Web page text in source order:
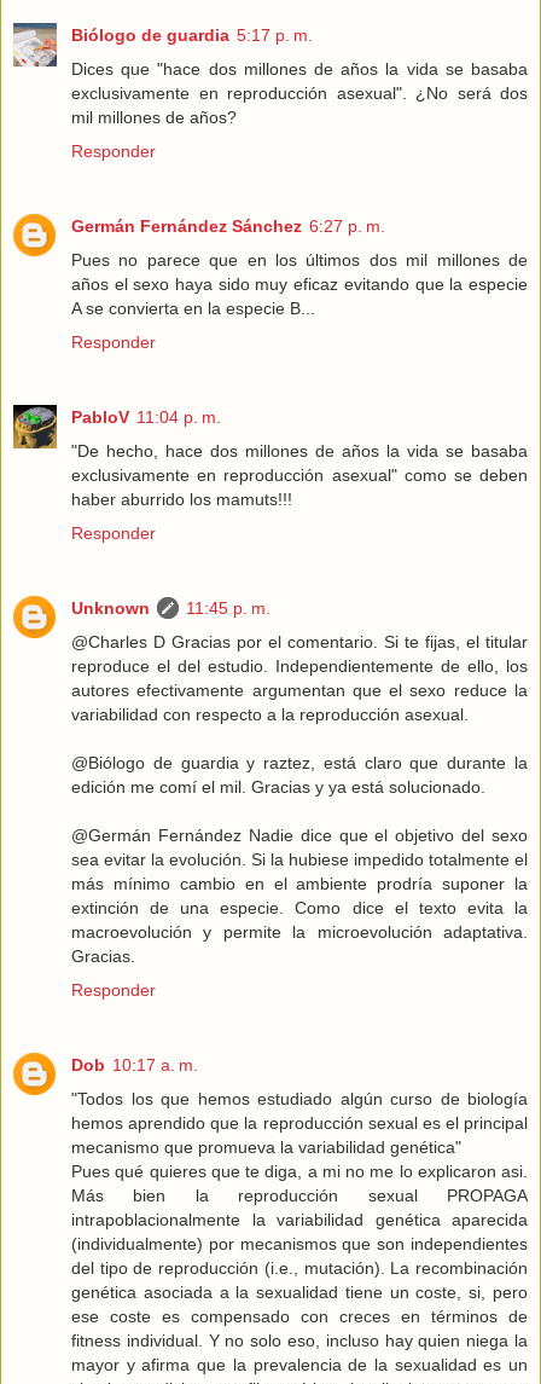
Biólogo de guardia 5:17 p. m.
Dices que "hace dos millones de años la vida se basaba
exclusivamente en reproducción asexual". ¿No será dos
mil millones de años?
Responder
Germán Fernández Sánchez 6:27 p. m.
Pues no parece que en los últimos dos mil millones de
años el sexo haya sido muy eficaz evitando que la especie
A se convierta en la especie B...
Responder
PabloV 11:04 p. m.
"De hecho, hace dos millones de años la vida se basaba
exclusivamente en reproducción asexual" como se deben
haber aburrido los mamuts!!!
Responder
Unknown
11:45 p. m.
@Charles D Gracias por el comentario. Si te fijas, el titular
reproduce el del estudio. Independientemente de ello, los
autores efectivamente argumentan que el sexo reduce la
variabilidad con respecto a la reproducción asexual.
@Biólogo de guardia y raztez, está claro que durante la
edición me comí el mil. Gracias y ya está solucionado.
@Germán Fernández Nadie dice que el objetivo del sexo
sea evitar la evolución. Si la hubiese impedido totalmente el
más mínimo cambio en el ambiente prodría suponer la
extinción de una especie. Como dice el texto evita la
macroevolución y permite la microevolución adaptativa.
Gracias.
Responder
Dob 10:17 a. m.
"Todos los que hemos estudiado algún curso de biología
hemos aprendido que la reproducción sexual es el principal
mecanismo que promueva la variabilidad genética"
Pues qué quieres que te diga, a mi no me lo explicaron asi.
Más bien la reproducción sexual PROPAGA
intrapoblacionalmente la variabilidad genética aparecida
(individualmente) por mecanismos que son independientes
del tipo de reproducción (i.e., mutación). La recombinación
genética asociada a la sexualidad tiene un coste, si, pero
ese coste es compensado con creces en términos de
fitness individual. Y no solo eso, incluso hay quien niega la
mayor y afirma que la prevalencia de la sexualidad es un